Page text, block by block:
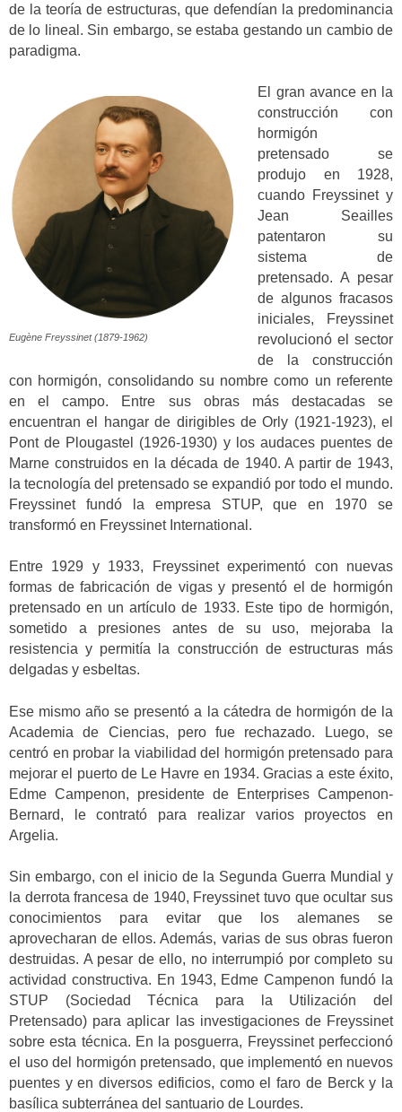
de la teoría de estructuras, que defendían la predominancia
de lo lineal. Sin embargo, se estaba gestando un cambio de
paradigma.
Eugène Freyssinet (1879-1962)
El gran avance en la
construcción con
hormigón
pretensado se
produjo en 1928,
cuando Freyssinet y
Jean Seailles
patentaron su
sistema de
pretensado. A pesar
de algunos fracasos
iniciales, Freyssinet
revolucionó el sector
de la construcción
con hormigón, consolidando su nombre como un referente
en el campo. Entre sus obras más destacadas se
encuentran el hangar de dirigibles de Orly (1921-1923), el
Pont de Plougastel (1926-1930) y los audaces puentes de
Marne construidos en la década de 1940. A partir de 1943,
la tecnología del pretensado se expandió por todo el mundo.
Freyssinet fundó la empresa STUP, que en 1970 se
transformó en Freyssinet International.
Entre 1929 y 1933, Freyssinet experimentó con nuevas
formas de fabricación de vigas y presentó el de hormigón
pretensado en un artículo de 1933. Este tipo de hormigón,
sometido a presiones antes de su uso, mejoraba la
resistencia y permitía la construcción de estructuras más
delgadas y esbeltas.
Ese mismo año se presentó a la cátedra de hormigón de la
Academia de Ciencias, pero fue rechazado. Luego, se
centró en probar la viabilidad del hormigón pretensado para
mejorar el puerto de Le Havre en 1934. Gracias a este éxito,
Edme Campenon, presidente de Enterprises Campenon-
Bernard, le contrató para realizar varios proyectos en
Argelia.
Sin embargo, con el inicio de la Segunda Guerra Mundial y
la derrota francesa de 1940, Freyssinet tuvo que ocultar sus
conocimientos para evitar que los alemanes se
aprovecharan de ellos. Además, varias de sus obras fueron
destruidas. A pesar de ello, no interrumpió por completo su
actividad constructiva. En 1943, Edme Campenon fundó la
STUP (Sociedad Técnica para la Utilización del
Pretensado) para aplicar las investigaciones de Freyssinet
sobre esta técnica. En la posguerra, Freyssinet perfeccionó
el uso del hormigón pretensado, que implementó en nuevos
puentes y en diversos edificios, como el faro de Berck y la
basílica subterránea del santuario de Lourdes.